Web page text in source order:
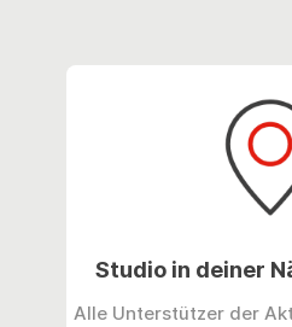
Studio in deiner
Alle Unterstützer der